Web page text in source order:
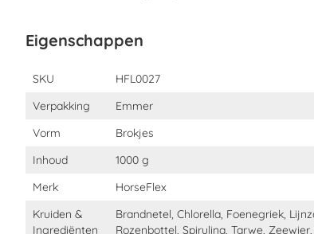
Eigenschappen
Eigenschappen
SKU
HFL0027
Verpakking
Emmer
Vorm
Brokjes
Inhoud
1000 g
Merk
HorseFlex
Kruiden &
Ingrediënten
Brandnetel, Chlorella, Foenegriek,
Rozenbottel, Spirulina, Tarwe,